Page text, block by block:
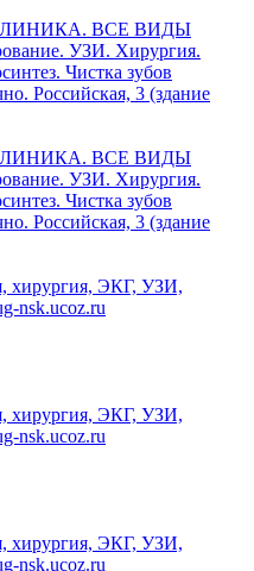
ВСЕ ВИДЫ
УЗИ. Хирургия.
Чистка зубов
Российская, 3 (здание
ВСЕ ВИДЫ
УЗИ. Хирургия.
Чистка зубов
Российская, 3 (здание
ЭКГ, УЗИ,
nsk.ucoz.ru
ЭКГ, УЗИ,
nsk.ucoz.ru
ЭКГ, УЗИ,
nsk.ucoz.ru